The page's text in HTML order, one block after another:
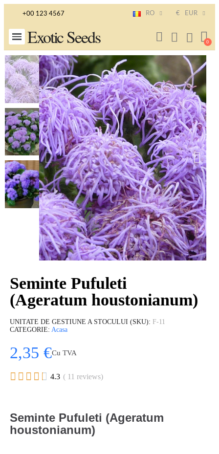
+00 123 4567 RO € EUR
Exotic Seeds
Seminte Pufuleti
(Ageratum houstonianum)
UNITATE DE GESTIUNE A STOCULUI (SKU)
F-11
CATEGORIE Acasa
2,35 €Cu TVA
     4.3 ( 11 reviews)
Seminte Pufuleti (Ageratum
houstonianum)